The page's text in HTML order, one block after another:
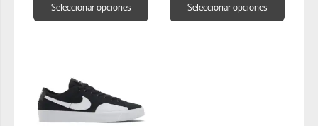
Seleccionar opciones Seleccionar opciones